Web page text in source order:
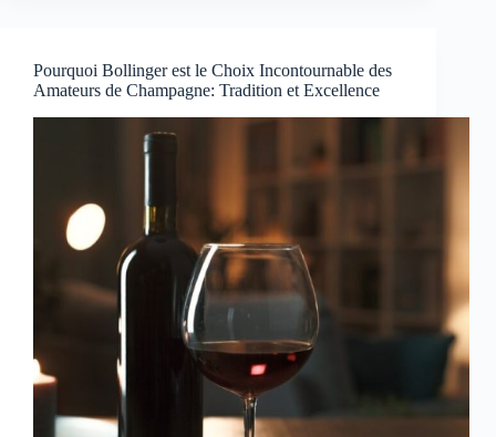
Pourquoi Bollinger est le Choix Incontournable des
Amateurs de Champagne: Tradition et Excellence